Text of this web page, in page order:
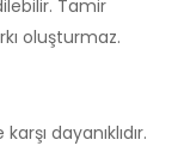
Tamir
oluşturmaz.
dayanıklıdır.